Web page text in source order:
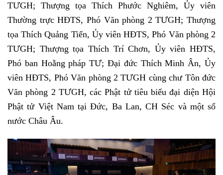
TƯGH; Thượng tọa Thích Phước Nghiêm, Ủy viên
Thường trực HĐTS, Phó Văn phòng 2 TƯGH; Thượng
tọa Thích Quảng Tiến, Ủy viên HĐTS, Phó Văn phòng 2
TƯGH; Thượng tọa Thích Trí Chơn, Ủy viên HĐTS,
Phó ban Hoằng pháp TƯ; Đại đức Thích Minh Ân, Ủy
viên HĐTS, Phó Văn phòng 2 TƯGH cùng chư Tôn đức
Văn phòng 2 TƯGH, các Phật tử tiêu biểu đại diện Hội
Phật tử Việt Nam tại Đức, Ba Lan, CH Séc và một số
nước Châu Âu.